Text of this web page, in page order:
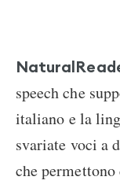
speech che
italiano e la
svariate voci a
che